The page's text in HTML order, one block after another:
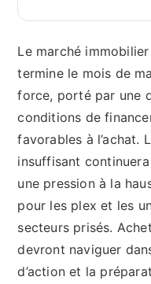
Le marché
termine le mois de
force, porté par une
conditions de
favorables à l’achat.
insuffisant
une pression à la
pour les plex et les
secteurs prisés.
devront naviguer
d’action et la